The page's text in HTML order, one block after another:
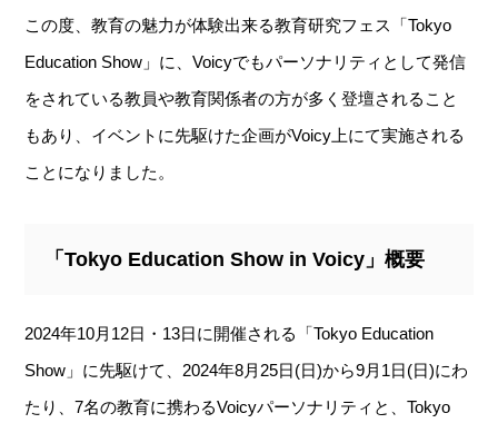
この度、教育の魅力が体験出来る教育研究フェス「Tokyo
Education Show」に、Voicyでもパーソナリティとして発信
をされている教員や教育関係者の方が多く登壇されること
もあり、イベントに先駆けた企画がVoicy上にて実施される
ことになりました。
「Tokyo Education Show in Voicy」概要
2024年10月12日・13日に開催される「Tokyo Education
Show」に先駆けて、2024年8月25日(日)から9月1日(日)にわ
たり、7名の教育に携わるVoicyパーソナリティと、Tokyo